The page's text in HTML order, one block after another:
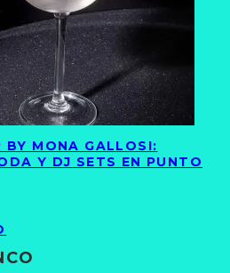
BY MONA GALLOSI:
Y DJ SETS EN PUNTO